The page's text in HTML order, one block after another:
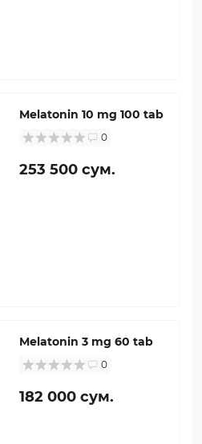
Melatonin 10 mg 100 tab
0
253 500 сум.
Melatonin 3 mg 60 tab
0
182 000 сум.